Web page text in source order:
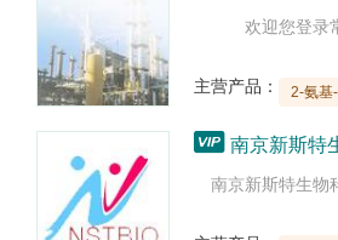
主营产品： 2-氨基
 南京新斯特